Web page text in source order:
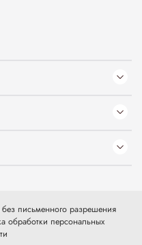
письменного разрешения
обработки персональных